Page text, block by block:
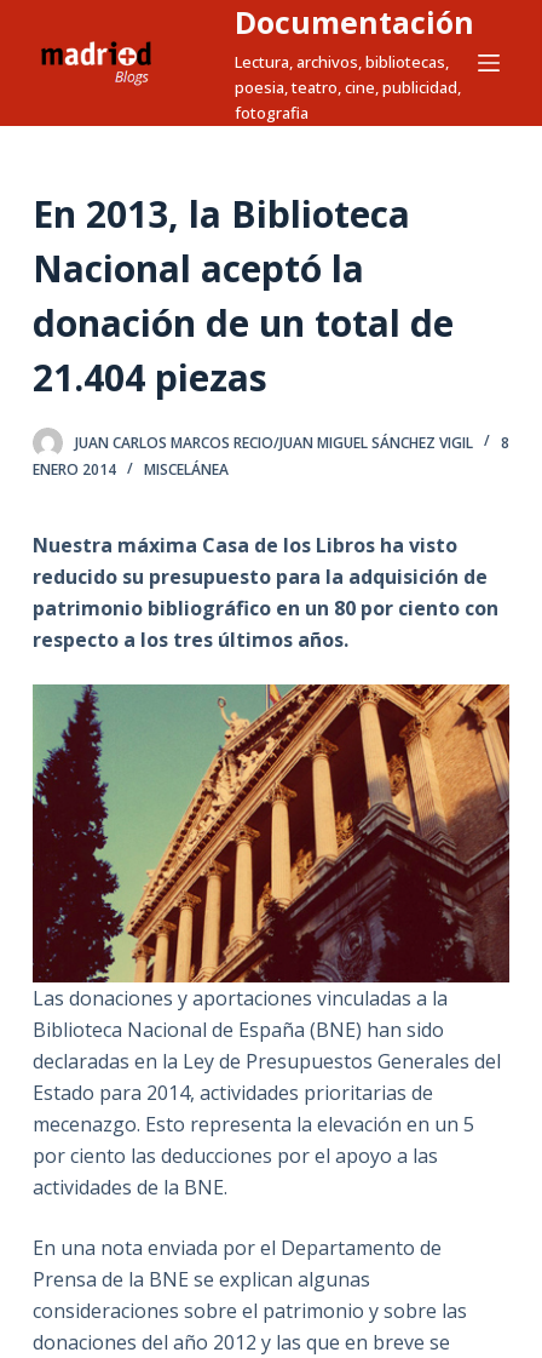
t
n
n
o
Documentación
Lectura, archivos, bibliotecas,
poesia, teatro, cine, publicidad,
fotografia
En 2013, la Biblioteca
Nacional aceptó la
donación de un total de
21.404 piezas
JUAN CARLOS MARCOS RECIO/JUAN MIGUEL SÁNCHEZ VIGIL
8
ENERO 2014
MISCELÁNEA
Nuestra máxima Casa de los Libros ha visto
reducido su presupuesto para la adquisición de
patrimonio bibliográfico en un 80 por ciento con
respecto a los tres últimos años.
Las donaciones y aportaciones vinculadas a la
Biblioteca Nacional de España (BNE) han sido
declaradas en la Ley de Presupuestos Generales del
Estado para 2014, actividades prioritarias de
mecenazgo. Esto representa la elevación en un 5
por ciento las deducciones por el apoyo a las
actividades de la BNE.
En una nota enviada por el Departamento de
Prensa de la BNE se explican algunas
consideraciones sobre el patrimonio y sobre las
donaciones del año 2012 y las que en breve se